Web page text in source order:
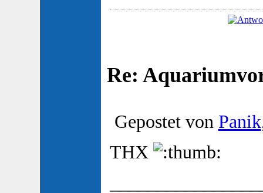
Re:
Gepostet von Panik
THX